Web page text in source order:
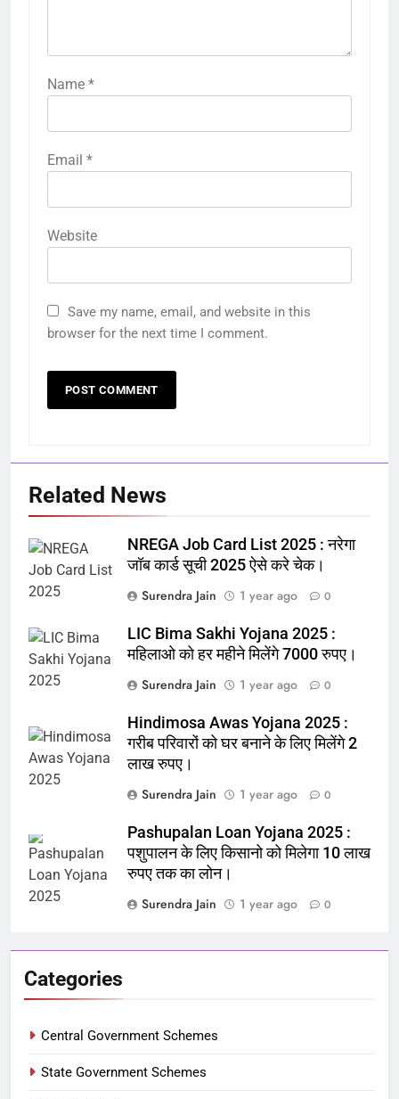
Name *
Email *
Website
Save my name, email, and website in this
browser for the next time I comment.
Related News
NREGA Job Card List 2025 : नरेगा
जॉब कार्ड सूची 2025 ऐसे करे चेक।
Surendra Jain
1 year ago 0
LIC Bima Sakhi Yojana 2025 :
महिलाओ को हर महीने मिलेंगे 7000 रुपए।
Surendra Jain
1 year ago 0
Hindimosa Awas Yojana 2025 :
गरीब परिवारों को घर बनाने के लिए मिलेंगे 2
लाख रुपए।
Surendra Jain
1 year ago 0
Pashupalan Loan Yojana 2025 :
पशुपालन के लिए किसानो को मिलेगा 10 लाख
रुपए तक का लोन।
Surendra Jain
1 year ago 0
Categories
Central Government Schemes
State Government Schemes